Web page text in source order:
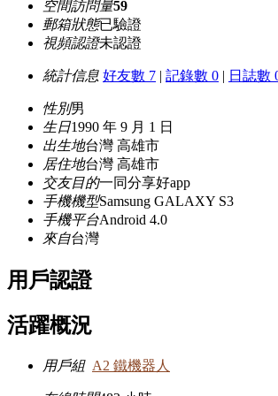
空間訪問量59
郵箱狀態已驗證
視頻認證未認證
統計信息 好友數 7 | 記錄數 0 | 日誌數
性別男
生日1990 年 9 月 1 日
出生地台灣 高雄市
居住地台灣 高雄市
交友目的一同分享好app
手機機型Samsung GALAXY S3
手機平台Android 4.0
來自台灣
用戶認證
活躍概況
用戶組 A2 鐵機器人